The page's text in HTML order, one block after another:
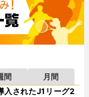
間
月間
入されたJ1リーグ2